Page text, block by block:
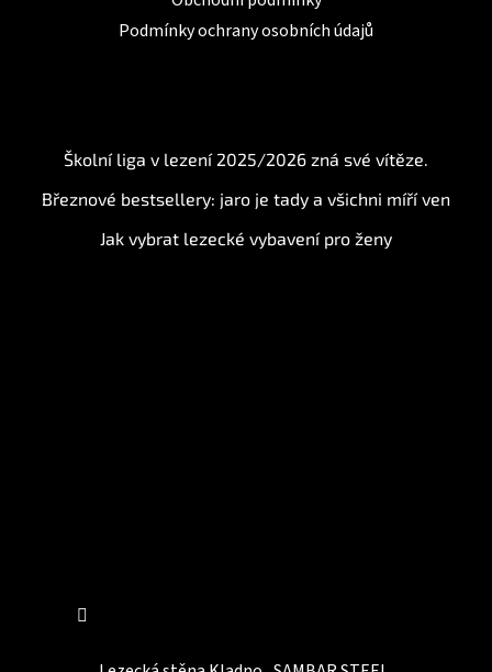
Podmínky ochrany osobních údajů
Školní liga v lezení 2025/2026 zná své vítěze.
Březnové bestsellery: jaro je tady a všichni míří ven
Jak vybrat lezecké vybavení pro ženy